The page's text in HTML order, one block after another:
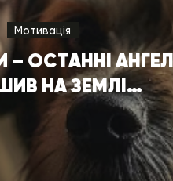
Мотивація
ОСТАННІ
НА ЗЕМЛІ…